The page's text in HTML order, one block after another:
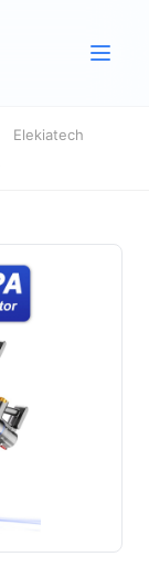
Elekiatech